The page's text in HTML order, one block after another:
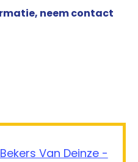
neem contact
Bekers Van Deinze -